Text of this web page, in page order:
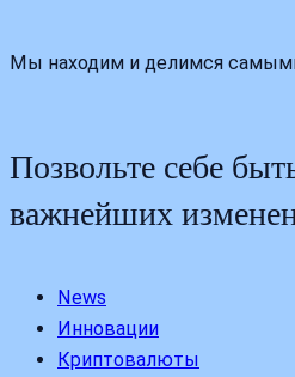
Мы находим и делимся
Позвольте себе
важнейших
News
Инновации
Криптовалюты